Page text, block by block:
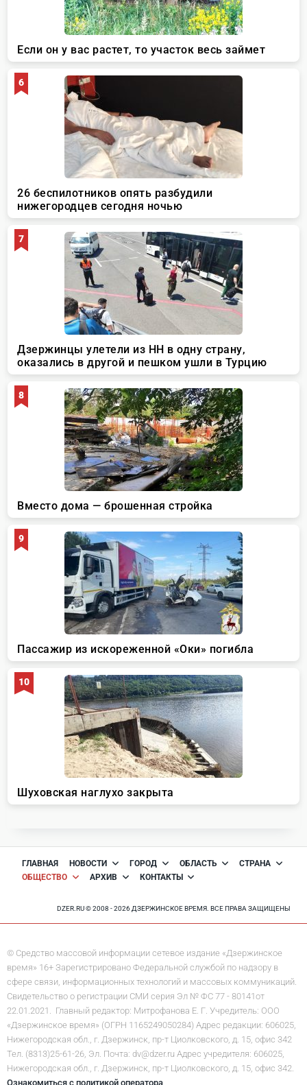
ГЛАВНАЯ НОВОСТИ ГОРОД ОБЛАСТЬ
СТРАНА
ОБЩЕСТВО
АРХИВ КОНТАКТЫ
DZER.RU © 2008 - 2026 ДЗЕРЖИНСКОЕ ВРЕМЯ. ВСЕ ПРАВА ЗАЩИЩЕНЫ
© Средство массовой информации сетевое издание «Дзержинское
время» 16+ Зарегистрировано Федеральной службой по надзору в
сфере связи, информационных технологий и массовых коммуникаций.
Свидетельство о регистрации СМИ серия Эл № ФС 77 - 80141от
22.01.2021. Главный редактор: Митрофанова Е. Г. Учредитель: ООО
«Дзержинское время» (ОГРН 1165249050284) Адрес редакции: 606025,
Нижегородская обл., г. Дзержинск, пр-т Циолковского, д. 15, офис 342
Тел. (8313)25-61-26, Эл. Почта: dv@dzer.ru Адрес учредителя: 606025,
Нижегородская обл., г. Дзержинск, пр-т Циолковского, д. 15, офис 342.
Ознакомиться с политикой оператора